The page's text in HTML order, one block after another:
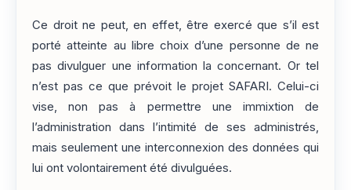
Ce droit ne peut, en effet, être exercé que s’il est
porté atteinte au libre choix d’une personne de ne
pas divulguer une information la concernant. Or tel
n’est pas ce que prévoit le projet SAFARI. Celui-ci
vise, non pas à permettre une immixtion de
l’administration dans l’intimité de ses administrés,
mais seulement une interconnexion des données qui
lui ont volontairement été divulguées.